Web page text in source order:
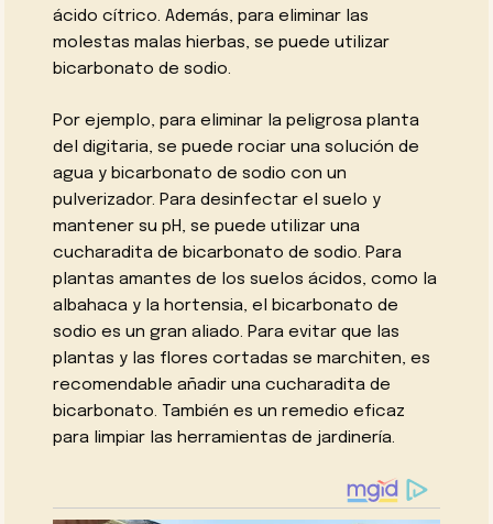
ácido cítrico. Además, para eliminar las
molestas malas hierbas, se puede utilizar
bicarbonato de sodio.
Por ejemplo, para eliminar la peligrosa planta
del digitaria, se puede rociar una solución de
agua y bicarbonato de sodio con un
pulverizador. Para desinfectar el suelo y
mantener su pH, se puede utilizar una
cucharadita de bicarbonato de sodio. Para
plantas amantes de los suelos ácidos, como la
albahaca y la hortensia, el bicarbonato de
sodio es un gran aliado. Para evitar que las
plantas y las flores cortadas se marchiten, es
recomendable añadir una cucharadita de
bicarbonato. También es un remedio eficaz
para limpiar las herramientas de jardinería.